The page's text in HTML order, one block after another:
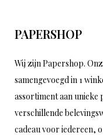
PAPERSHOP
Wij zijn Papershop.
samengevoegd in 1
assortiment aan
verschillende
cadeau voor iedereen,